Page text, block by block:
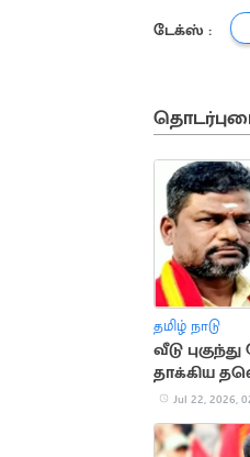
டேக்ஸ் :
தமிழ் நாடு
வீடு
தாக்கிய
போலீசுக்கே
Jul 22, 2026,